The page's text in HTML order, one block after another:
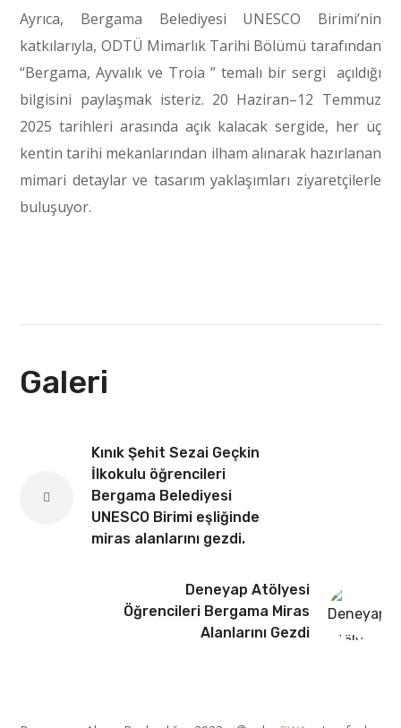
Ayrıca, Bergama Belediyesi UNESCO Birimi’nin
katkılarıyla, ODTÜ Mimarlık Tarihi Bölümü tarafından
“Bergama, Ayvalık ve Troia ” temalı bir sergi açıldığı
bilgisini paylaşmak isteriz. 20 Haziran–12 Temmuz
2025 tarihleri arasında açık kalacak sergide, her üç
kentin tarihi mekanlarından ilham alınarak hazırlanan
mimari detaylar ve tasarım yaklaşımları ziyaretçilerle
buluşuyor.
Galeri
Kınık Şehit Sezai Geçkin
İlkokulu öğrencileri
Bergama Belediyesi
UNESCO Birimi eşliğinde
miras alanlarını gezdi.
Deneyap Atölyesi
Öğrencileri Bergama Miras
Alanlarını Gezdi